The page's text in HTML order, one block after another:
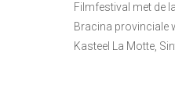
Filmfestival met de
Bracina provinciale
Kasteel La Motte,